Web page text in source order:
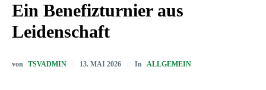
Ein Benefizturnier aus
Leidenschaft
von TSVADMIN 13. MAI 2026 In ALLGEMEIN